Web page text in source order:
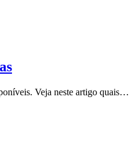
Veja neste artigo quais…